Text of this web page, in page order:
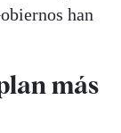
han
más